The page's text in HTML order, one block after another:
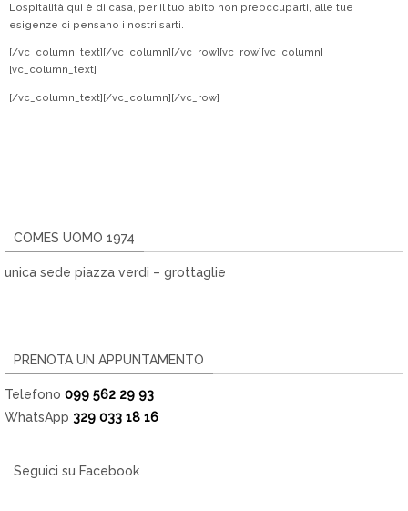
L’ospitalità qui è di casa, per il tuo abito non preoccuparti, alle tue
esigenze ci pensano i nostri sarti.
[/vc_column_text][/vc_column][/vc_row][vc_row][vc_column]
[vc_column_text]
[/vc_column_text][/vc_column][/vc_row]
COMES UOMO 1974
unica sede piazza verdi – grottaglie
PRENOTA UN APPUNTAMENTO
Telefono 099 562 29 93
WhatsApp 329 033 18 16
Seguici su Facebook